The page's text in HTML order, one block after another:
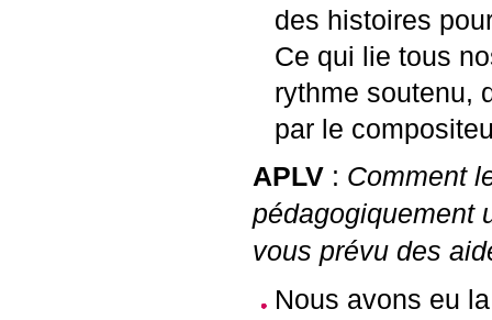
des histoires
Ce qui lie tous
rythme soutenu,
par le
APLV : Comment
pédagogiquement
vous prévu des
Nous avons eu